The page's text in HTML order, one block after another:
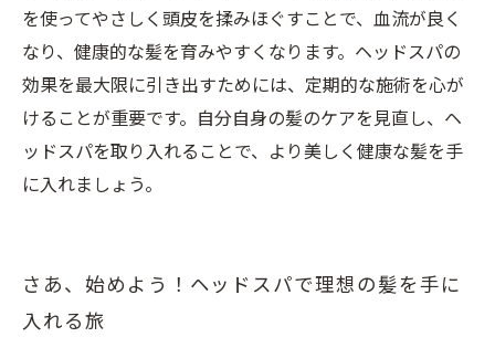
を使ってやさしく頭皮を揉みほぐすことで、血流が良く
なり、健康的な髪を育みやすくなります。ヘッドスパの
効果を最大限に引き出すためには、定期的な施術を心が
けることが重要です。自分自身の髪のケアを見直し、ヘ
ッドスパを取り入れることで、より美しく健康な髪を手
に入れましょう。
さあ、始めよう！ヘッドスパで理想の髪を手に
入れる旅